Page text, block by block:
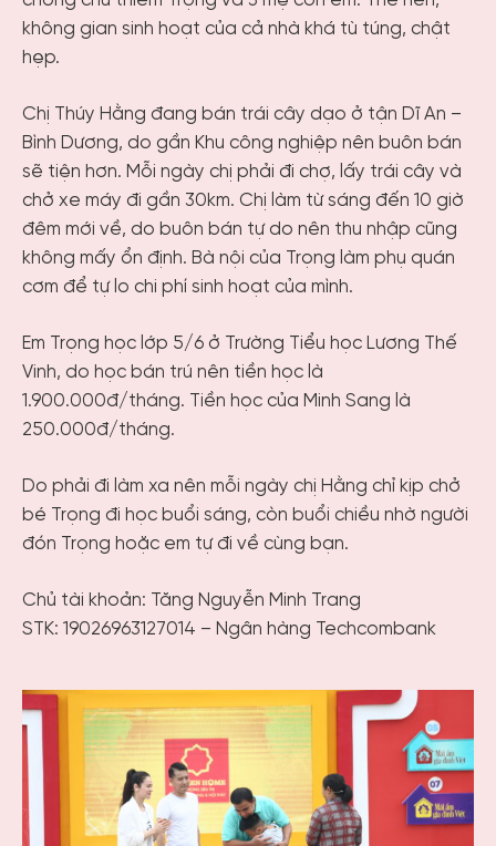
không gian sinh hoạt của cả nhà khá tù túng, chật
hẹp.
Chị Thúy Hằng đang bán trái cây dạo ở tận Dĩ An –
Bình Dương, do gần Khu công nghiệp nên buôn bán
sẽ tiện hơn. Mỗi ngày chị phải đi chợ, lấy trái cây và
chở xe máy đi gần 30km. Chị làm từ sáng đến 10 giờ
đêm mới về, do buôn bán tự do nên thu nhập cũng
không mấy ổn định. Bà nội của Trọng làm phụ quán
cơm để tự lo chi phí sinh hoạt của mình.
Em Trọng học lớp 5/6 ở Trường Tiểu học Lương Thế
Vinh, do học bán trú nên tiền học là
1.900.000đ/tháng. Tiền học của Minh Sang là
250.000đ/tháng.
Do phải đi làm xa nên mỗi ngày chị Hằng chỉ kịp chở
bé Trọng đi học buổi sáng, còn buổi chiều nhờ người
đón Trọng hoặc em tự đi về cùng bạn.
Chủ tài khoản: Tăng Nguyễn Minh Trang
STK: 19026963127014 – Ngân hàng Techcombank